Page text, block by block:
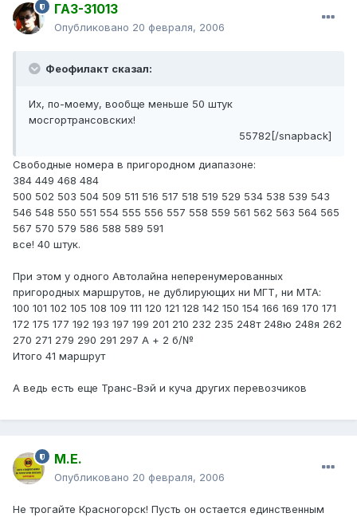
ГАЗ-31013
Опубликовано 20 февраля, 2006
Феофилакт сказал:
Их, по-моему, вообще меньше 50 штук
мосгортрансовских!
55782[/snapback]
Свободные номера в пригородном диапазоне:
384 449 468 484
500 502 503 504 509 511 516 517 518 519 529 534 538 539 543
546 548 550 551 554 555 556 557 558 559 561 562 563 564 565
567 570 579 586 588 589 591
все! 40 штук.
При этом у одного Автолайна неперенумерованных
пригородных маршрутов, не дублирующих ни МГТ, ни МТА:
100 101 102 105 108 109 111 120 121 128 142 150 154 166 169 170 171
172 175 177 192 193 197 199 201 210 232 235 248т 248ю 248я 262
270 271 279 290 291 297 А + 2 б/№
Итого 41 маршрут
А ведь есть еще Транс-Вэй и куча других перевозчиков
М.Е.
Опубликовано 20 февраля, 2006
Не трогайте Красногорск! Пусть он остается единственным